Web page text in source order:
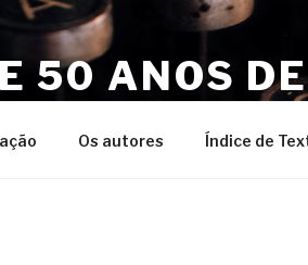
50 ANOS
Os autores Índice de